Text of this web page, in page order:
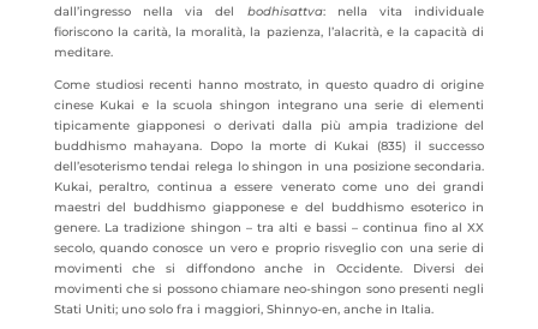
dall’ingresso nella via del bodhisattva: nella vita individuale
fioriscono la carità, la moralità, la pazienza, l’alacrità, e la capacità di
meditare.
Come studiosi recenti hanno mostrato, in questo quadro di origine
cinese Kukai e la scuola shingon integrano una serie di elementi
tipicamente giapponesi o derivati dalla più ampia tradizione del
buddhismo mahayana. Dopo la morte di Kukai (835) il successo
dell’esoterismo tendai relega lo shingon in una posizione secondaria.
Kukai, peraltro, continua a essere venerato come uno dei grandi
maestri del buddhismo giapponese e del buddhismo esoterico in
genere. La tradizione shingon – tra alti e bassi – continua fino al XX
secolo, quando conosce un vero e proprio risveglio con una serie di
movimenti che si diffondono anche in Occidente. Diversi dei
movimenti che si possono chiamare neo-shingon sono presenti negli
Stati Uniti; uno solo fra i maggiori, Shinnyo-en, anche in Italia.